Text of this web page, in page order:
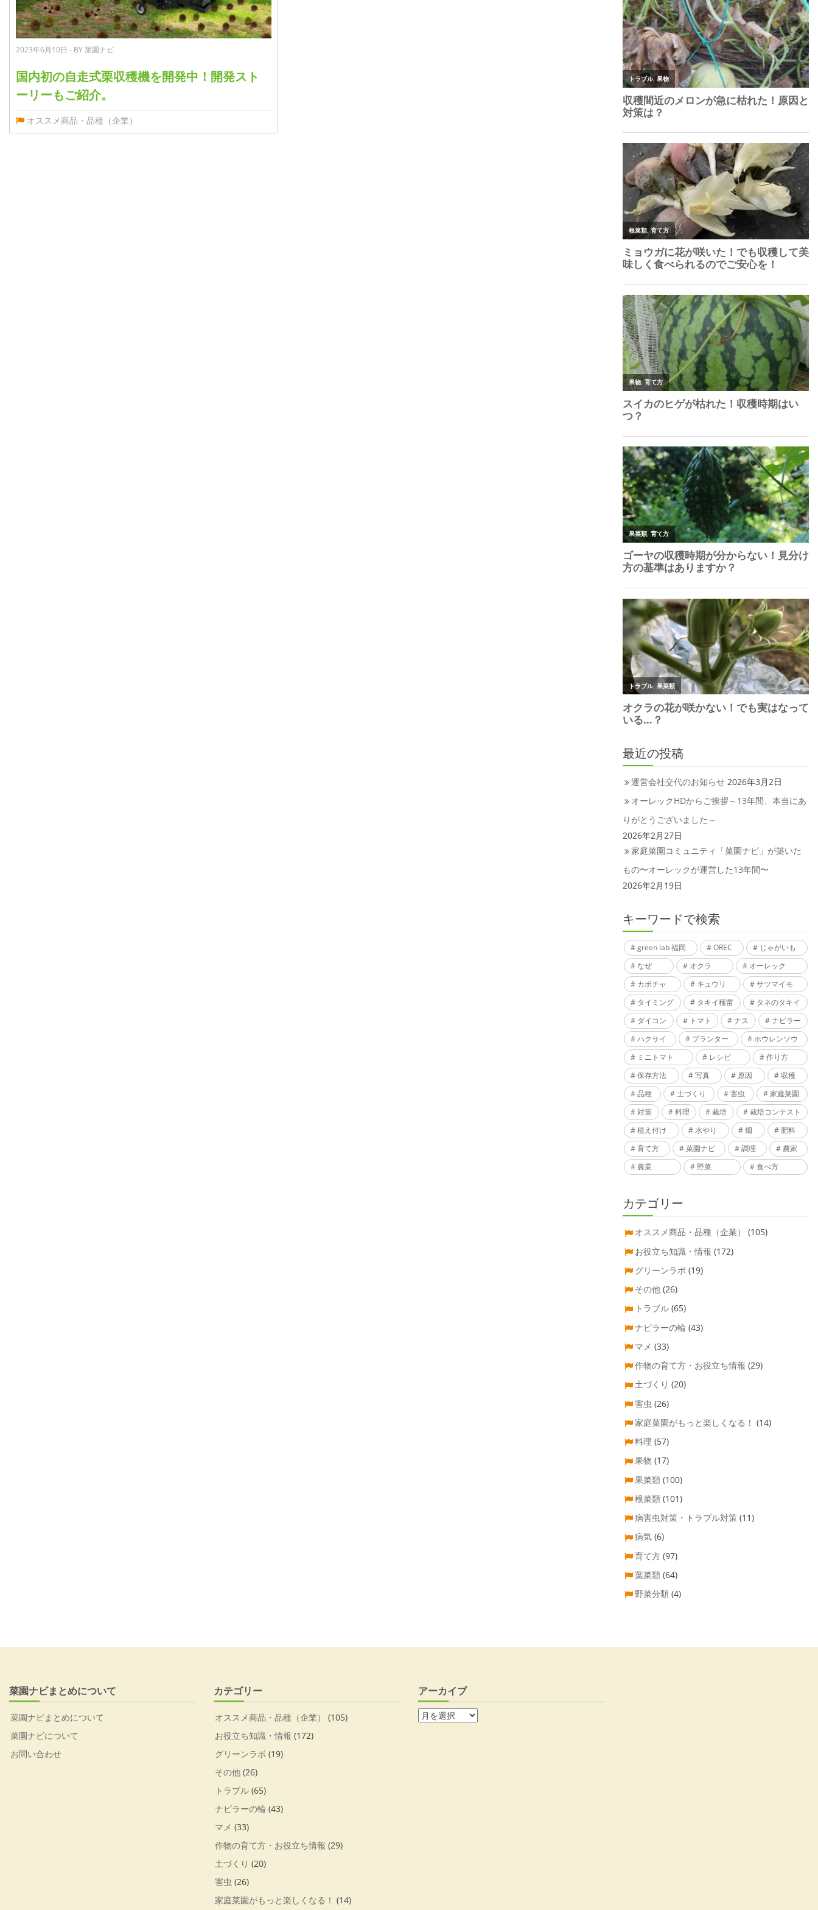
2023年6月10日 - BY 菜園ナビ
国内初の自走式栗収穫機を開発中！開発スト
ーリーもご紹介。
オススメ商品・品種（企業）
最近の投稿
運営会社交代のお知らせ 2026年3月2日
オーレックHDからご挨拶～13年間、本当にあ
りがとうございました～
2026年2月27日
家庭菜園コミュニティ「菜園ナビ」が築いた
もの〜オーレックが運営した13年間〜
2026年2月19日
キーワードで検索
green lab 福岡 OREC
じゃがいも
なぜ
オクラ
オーレック
カボチャ
キュウリ
サツマイモ
タイミング
タキイ種苗
タネのタキイ
ダイコン
トマト ナス
ナビラー
ハクサイ
プランター
ホウレンソウ
ミニトマト
レシピ
作り方
保存方法
写真 原因
収穫
品種
土づくり 害虫
家庭菜園
対策
料理 栽培
栽培コンテスト
植え付け
水やり 畑
肥料
育て方
菜園ナビ 調理
農家
農業
野菜 食べ方
カテゴリー
オススメ商品・品種（企業）
(105)
お役立ち知識・情報 (172)
グリーンラボ (19)
その他 (26)
トラブル (65)
ナビラーの輪 (43)
マメ (33)
作物の育て方・お役立ち情報 (29)
土づくり (20)
害虫 (26)
家庭菜園がもっと楽しくなる！ (14)
料理 (57)
果物 (17)
果菜類 (100)
根菜類 (101)
病害虫対策・トラブル対策 (11)
病気 (6)
育て方 (97)
葉菜類 (64)
野菜分類 (4)
菜園ナビまとめについて
菜園ナビまとめについて
菜園ナビについて
お問い合わせ
カテゴリー
オススメ商品・品種（企業）
(105)
お役立ち知識・情報 (172)
グリーンラボ (19)
その他 (26)
トラブル (65)
ナビラーの輪 (43)
マメ (33)
作物の育て方・お役立ち情報 (29)
土づくり (20)
害虫 (26)
家庭菜園がもっと楽しくなる！ (14)
アーカイブ